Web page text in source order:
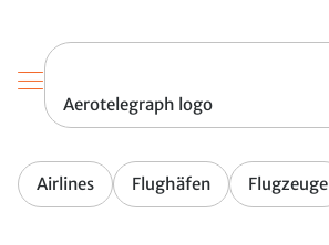
Aerotelegraph logo
Airlines Flughäfen Flugzeuge